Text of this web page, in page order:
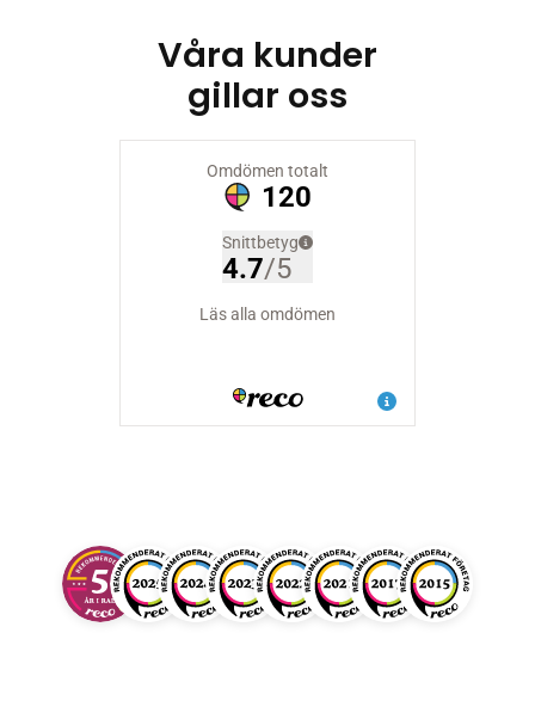
Våra kunder
gillar oss